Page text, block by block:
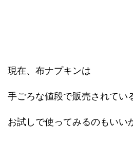
現在、布ナプキンは
手ごろな値段で販売されてい
お試しで使ってみるのもいい